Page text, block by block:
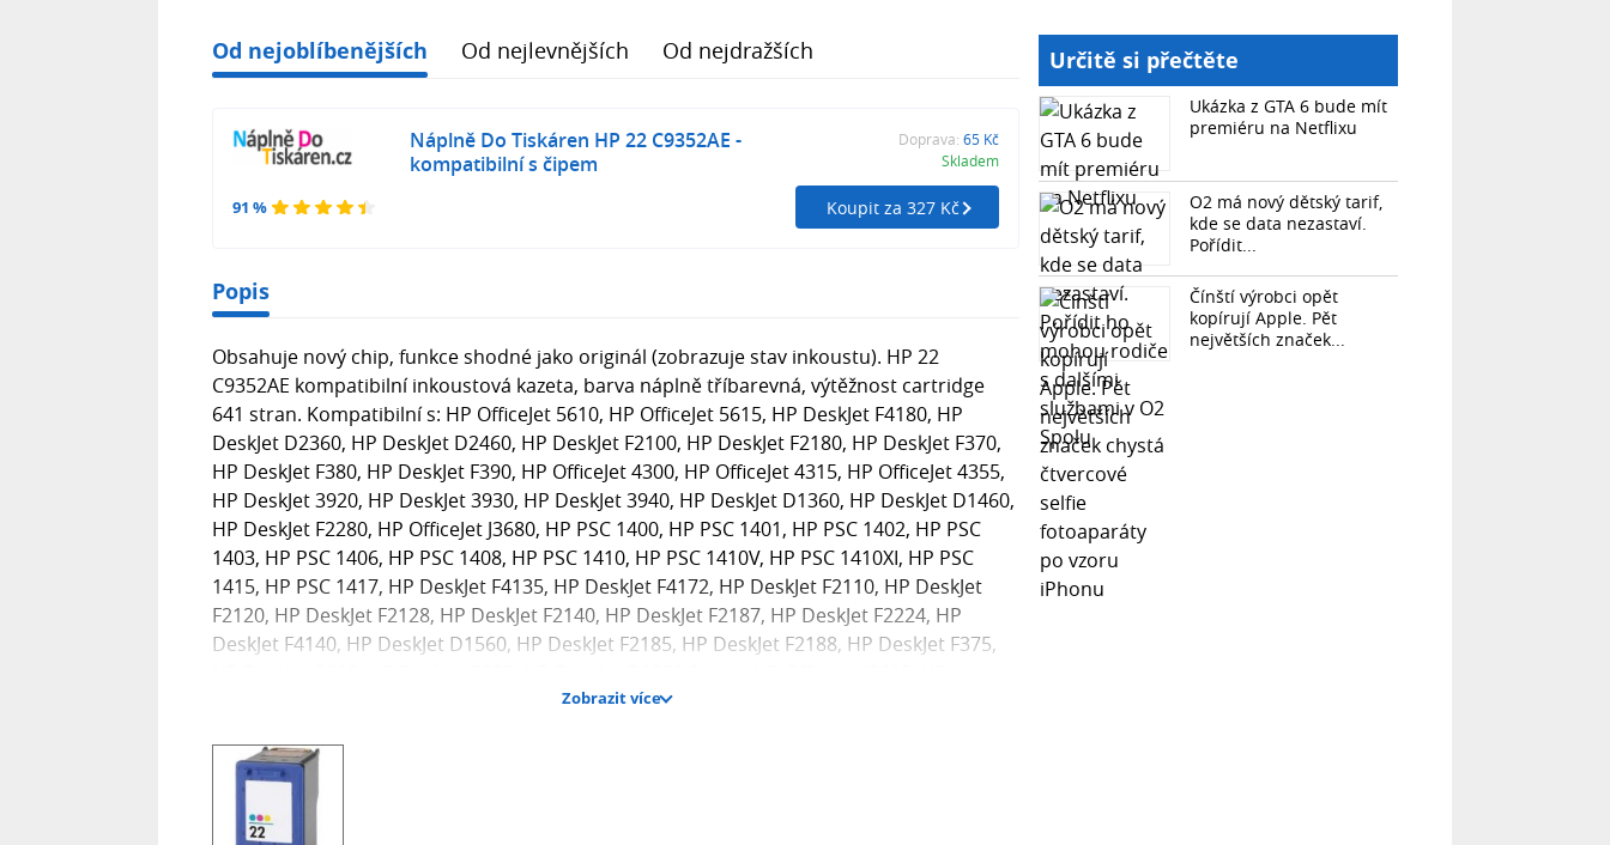
Od nejoblíbenějších Od nejlevnějších Od nejdražších
91 %
Náplně Do Tiskáren HP 22 C9352AE -
kompatibilní s čipem
Doprava: 65 Kč
Skladem
Koupit za 327 Kč
Popis
Obsahuje nový chip, funkce shodné jako originál (zobrazuje stav inkoustu). HP 22
C9352AE kompatibilní inkoustová kazeta, barva náplně tříbarevná, výtěžnost cartridge
641 stran. Kompatibilní s: HP OfficeJet 5610, HP OfficeJet 5615, HP DeskJet F4180, HP
DeskJet D2360, HP DeskJet D2460, HP DeskJet F2100, HP DeskJet F2180, HP DeskJet F370,
HP DeskJet F380, HP DeskJet F390, HP OfficeJet 4300, HP OfficeJet 4315, HP OfficeJet 4355,
HP DeskJet 3920, HP DeskJet 3930, HP DeskJet 3940, HP DeskJet D1360, HP DeskJet D1460,
HP DeskJet F2280, HP OfficeJet J3680, HP PSC 1400, HP PSC 1401, HP PSC 1402, HP PSC
1403, HP PSC 1406, HP PSC 1408, HP PSC 1410, HP PSC 1410V, HP PSC 1410XI, HP PSC
1415, HP PSC 1417, HP DeskJet F4135, HP DeskJet F4172, HP DeskJet F2110, HP DeskJet
F2120, HP DeskJet F2128, HP DeskJet F2140, HP DeskJet F2187, HP DeskJet F2224, HP
DeskJet F4140, HP DeskJet D1560, HP DeskJet F2185, HP DeskJet F2188, HP DeskJet F375,
OfficeJet J3650, HP OfficeJet J3640, HP OfficeJet J5520, HP FAX 1250, HP OfficeJet 4311, HP
HP DeskJet D1320, HP DeskJet D1330, HP DeskJet D1341, HP DeskJet D1368, HP DeskJet
D1420, HP DeskJet D1430, HP DeskJet D1445, HP DeskJet D1455, HP DeskJet D1470, HP
DeskJet D1520, HP DeskJet D1530, HP DeskJet D2320, HP DeskJet D2330, HP DeskJet
Zobrazit více
Určitě si přečtěte
Ukázka z GTA 6 bude mít
premiéru na Netflixu
O2 má nový dětský tarif,
kde se data nezastaví.
Pořídit...
Čínští výrobci opět
kopírují Apple. Pět
největších značek...